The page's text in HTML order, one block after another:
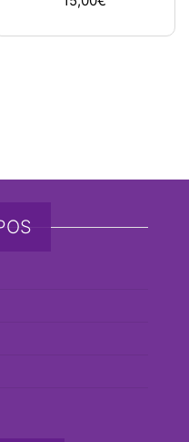
a plusieurs variations.